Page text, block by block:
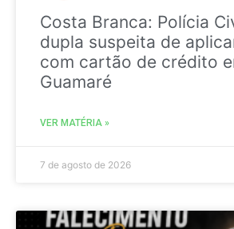
Costa Branca: Polícia
dupla suspeita de
com cartão de crédito
Guamaré
VER MATÉRIA »
7 de agosto de 2026